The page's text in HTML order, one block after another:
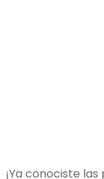
¡Ya conociste